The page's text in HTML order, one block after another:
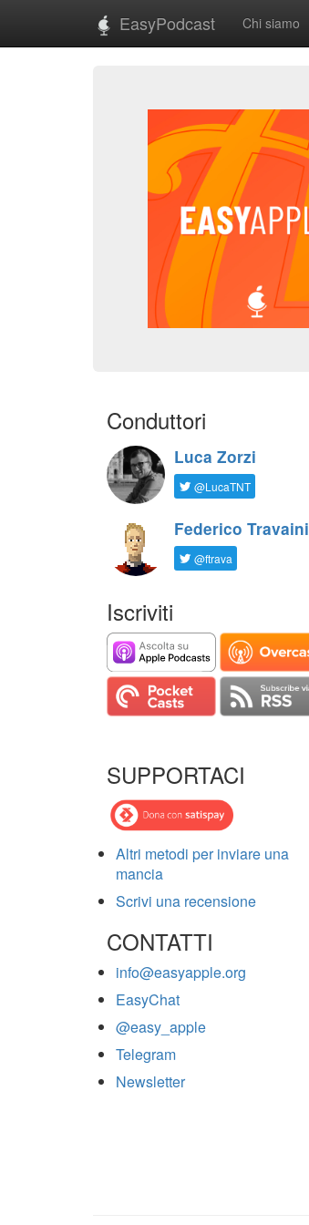
EasyPodcast Chi siamo
Conduttori
Luca Zorzi
@LucaTNT
Federico Travaini
@ftrava
Iscriviti
SUPPORTACI
Altri metodi per inviare una
mancia
Scrivi una recensione
CONTATTI
info@easyapple.org
EasyChat
@easy_apple
Telegram
Newsletter